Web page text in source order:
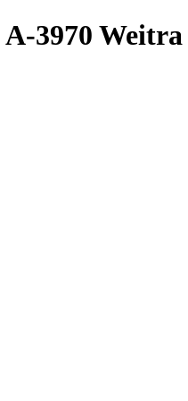
A-3970 Weitra